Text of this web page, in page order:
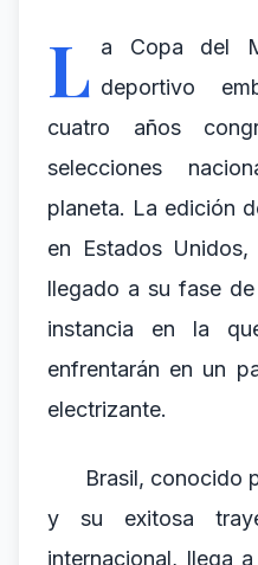
L a Copa del
deportivo
cuatro años
selecciones
planeta. La edición
en Estados
llegado a su fase
instancia en la
enfrentarán en un
electrizante.
Brasil, conocido
y su exitosa
internacional, llega